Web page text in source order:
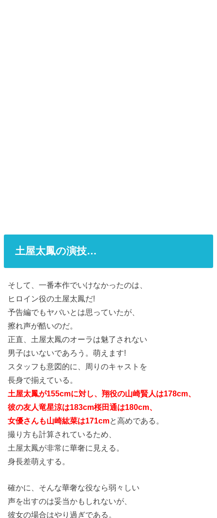
土屋太鳳の演技…
そして、一番本作でいけなかったのは、
ヒロイン役の土屋太鳳だ!
予告編でもヤバいとは思っていたが、
擦れ声が酷いのだ。
正直、土屋太鳳のオーラは魅了されない
男子はいないであろう。萌えます!
スタッフも意図的に、周りのキャストを
長身で揃えている。
土屋太鳳が155cmに対し、翔役の山崎賢人は178cm、
彼の友人竜星涼は183cm桜田通は180cm、
女優さんも山崎紘菜は171cmと高めである。
撮り方も計算されているため、
土屋太鳳が非常に華奢に見える。
身長差萌えする。
確かに、そんな華奢な役なら弱々しい
声を出すのは妥当かもしれないが、
彼女の場合はやり過ぎである。